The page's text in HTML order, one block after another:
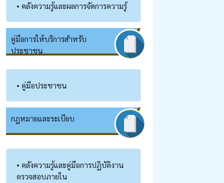
• คลังความรู้และผลการจัดการความรู้
คู่มือการให้บริการสำหรับ
ประชาชน
• คู่มือประชาชน
กฎหมายและระเบียบ
• คลังความรู้และคู่มือการปฏิบัติงาน
ตรวจสอบภายใน